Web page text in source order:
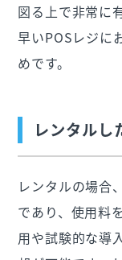
図る上で非常に
早いPOSレジに
めです。
レンタルし
レンタルの場合
であり、使用料
用や試験的な導